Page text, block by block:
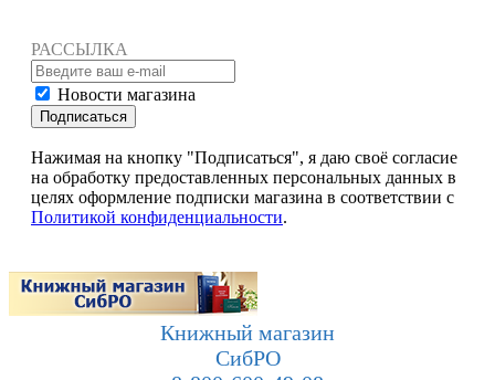
РАССЫЛКА
Новости магазина
Подписаться
Нажимая на кнопку "Подписаться", я даю своё согласие
на обработку предоставленных персональных данных в
целях оформление подписки магазина в соответствии с
Политикой конфиденциальности.
Книжный магазин
СибРО